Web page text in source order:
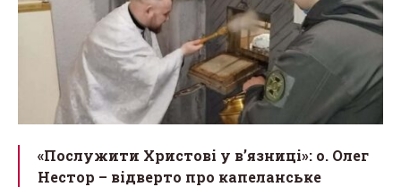
«Послужити Христові у вʼязниці»: о. Олег
Нестор – відверто про капеланське